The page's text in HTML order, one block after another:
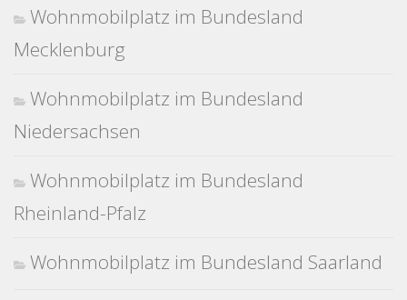
Wohnmobilplatz im Bundesland
Mecklenburg
Wohnmobilplatz im Bundesland
Niedersachsen
Wohnmobilplatz im Bundesland
Rheinland-Pfalz
Wohnmobilplatz im Bundesland Saarland